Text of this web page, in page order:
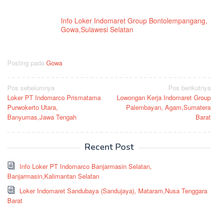
Info Loker Indomaret Group Bontolempangang,
Gowa,Sulawesi Selatan
Posting pada Gowa
Navigasi
pos
Pos sebelumnya
Loker PT Indomarco Prismatama
Purwokerto Utara,
Banyumas,Jawa Tengah
Pos berikutnya
Lowongan Kerja Indomaret Group
Palembayan, Agam,Sumatera
Barat
Recent Post
Info Loker PT Indomarco Banjarmasin Selatan,
Banjarmasin,Kalimantan Selatan
Loker Indomaret Sandubaya (Sandujaya), Mataram,Nusa Tenggara
Barat